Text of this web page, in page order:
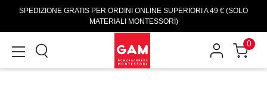
SPEDIZIONE GRATIS PER ORDINI ONLINE SUPERIORI A 49 € (SOLO
MATERIALI MONTESSORI)
0